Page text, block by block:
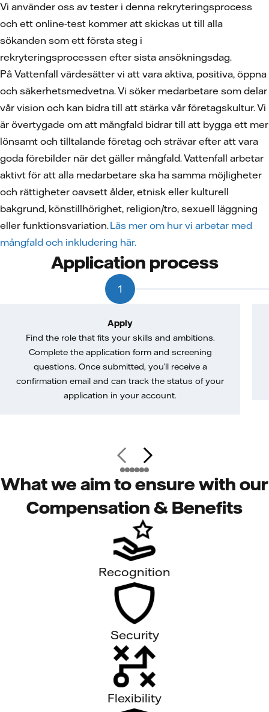
Vi använder oss av tester i denna rekryteringsprocess
och ett online-test kommer att skickas ut till alla
sökanden som ett första steg i
rekryteringsprocessen efter sista ansökningsdag.
På Vattenfall värdesätter vi att vara aktiva, positiva, öppna
och säkerhetsmedvetna. Vi söker medarbetare som delar
vår vision och kan bidra till att stärka vår företagskultur. Vi
är övertygade om att mångfald bidrar till att bygga ett mer
lönsamt och tilltalande företag och strävar efter att vara
goda förebilder när det gäller mångfald. Vattenfall arbetar
aktivt för att alla medarbetare ska ha samma möjligheter
och rättigheter oavsett ålder, etnisk eller kulturell
bakgrund, könstillhörighet, religion/tro, sexuell läggning
eller funktionsvariation.Läs mer om hur vi arbetar med
mångfald och inkludering här.
Application process
1
Apply
Find the role that fits your skills and ambitions.
Complete the application form and screening
questions. Once submitted, you’ll receive a
confirmation email and can track the status of your
application in your account.
What we aim to ensure with our
Compensation & Benefits
Recognition
Security
Flexibility